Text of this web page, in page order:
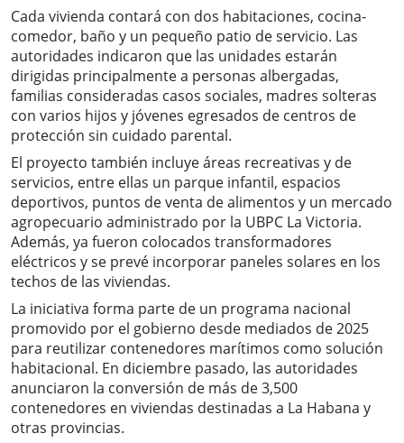
Cada vivienda contará con dos habitaciones, cocina-
comedor, baño y un pequeño patio de servicio. Las
autoridades indicaron que las unidades estarán
dirigidas principalmente a personas albergadas,
familias consideradas casos sociales, madres solteras
con varios hijos y jóvenes egresados de centros de
protección sin cuidado parental.
El proyecto también incluye áreas recreativas y de
servicios, entre ellas un parque infantil, espacios
deportivos, puntos de venta de alimentos y un mercado
agropecuario administrado por la UBPC La Victoria.
Además, ya fueron colocados transformadores
eléctricos y se prevé incorporar paneles solares en los
techos de las viviendas.
La iniciativa forma parte de un programa nacional
promovido por el gobierno desde mediados de 2025
para reutilizar contenedores marítimos como solución
habitacional. En diciembre pasado, las autoridades
anunciaron la conversión de más de 3,500
contenedores en viviendas destinadas a La Habana y
otras provincias.